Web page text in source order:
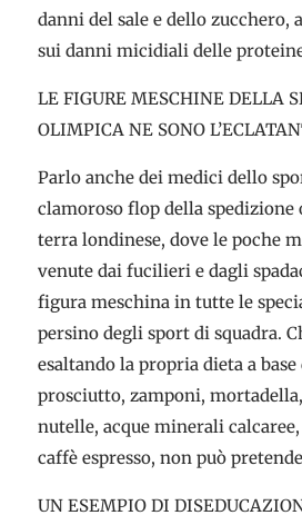
danni del sale e dello zucchero,
sui danni micidiali delle
LE FIGURE MESCHINE DELLA
OLIMPICA NE SONO
Parlo anche dei medici dello
clamoroso flop della
terra londinese, dove le poche
venute dai fucilieri e dagli
figura meschina in tutte le
persino degli sport di squadra.
esaltando la propria dieta a base
prosciutto, zamponi,
nutelle, acque minerali
caffè espresso, non può
UN ESEMPIO DI